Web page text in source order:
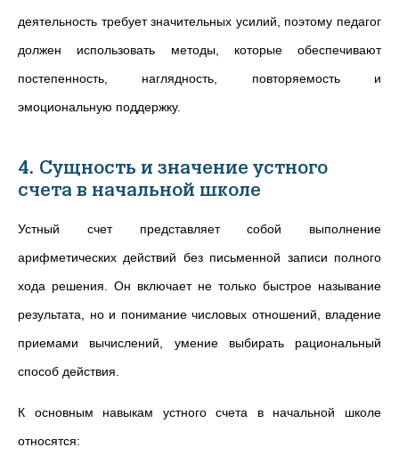
деятельность требует значительных усилий, поэтому педагог
должен использовать методы, которые обеспечивают
постепенность, наглядность, повторяемость и
эмоциональную поддержку.
4. Сущность и значение устного
счета в начальной школе
Устный счет представляет собой выполнение
арифметических действий без письменной записи полного
хода решения. Он включает не только быстрое называние
результата, но и понимание числовых отношений, владение
приемами вычислений, умение выбирать рациональный
способ действия.
К основным навыкам устного счета в начальной школе
относятся: